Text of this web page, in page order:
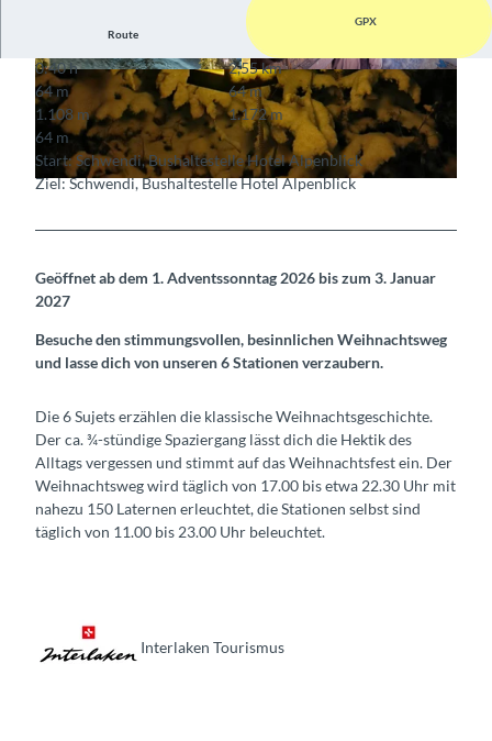
© Interlaken Tourismus
© Interlaken Tourismus
© Heiligenschwendi Tourismus, Interlaken Touri
Route
GPX
0:40 h
2,55 km
64 m
64 m
1.108 m
1.172 m
64 m
Start: Schwendi, Bushaltestelle Hotel Alpenblick
Ziel: Schwendi, Bushaltestelle Hotel Alpenblick
Geöffnet ab dem 1. Adventssonntag 2026 bis zum 3. Januar
2027
Besuche den stimmungsvollen, besinnlichen Weihnachtsweg
und lasse dich von unseren 6 Stationen verzaubern.
Die 6 Sujets erzählen die klassische Weihnachtsgeschichte.
Der ca. ¾-stündige Spaziergang lässt dich die Hektik des
Alltags vergessen und stimmt auf das Weihnachtsfest ein. Der
Weihnachtsweg wird täglich von 17.00 bis etwa 22.30 Uhr mit
nahezu 150 Laternen erleuchtet, die Stationen selbst sind
täglich von 11.00 bis 23.00 Uhr beleuchtet.
Interlaken Tourismus